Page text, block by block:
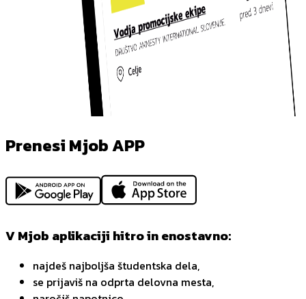
Prenesi Mjob APP
V Mjob aplikaciji hitro in enostavno:
najdeš najboljša študentska dela,
se prijaviš na odprta delovna mesta,